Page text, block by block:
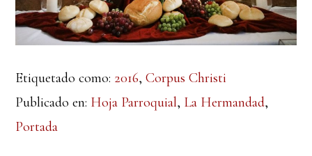
Etiquetado como: 2016,Corpus Christi
Publicado en: Hoja Parroquial, La Hermandad,
Portada